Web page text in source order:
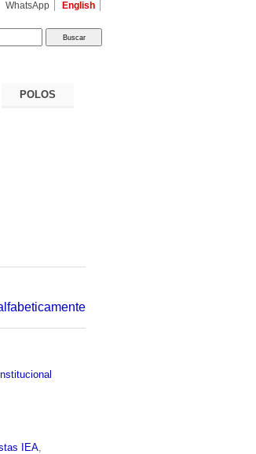
WhatsApp English
POLOS
Institucional
IEA